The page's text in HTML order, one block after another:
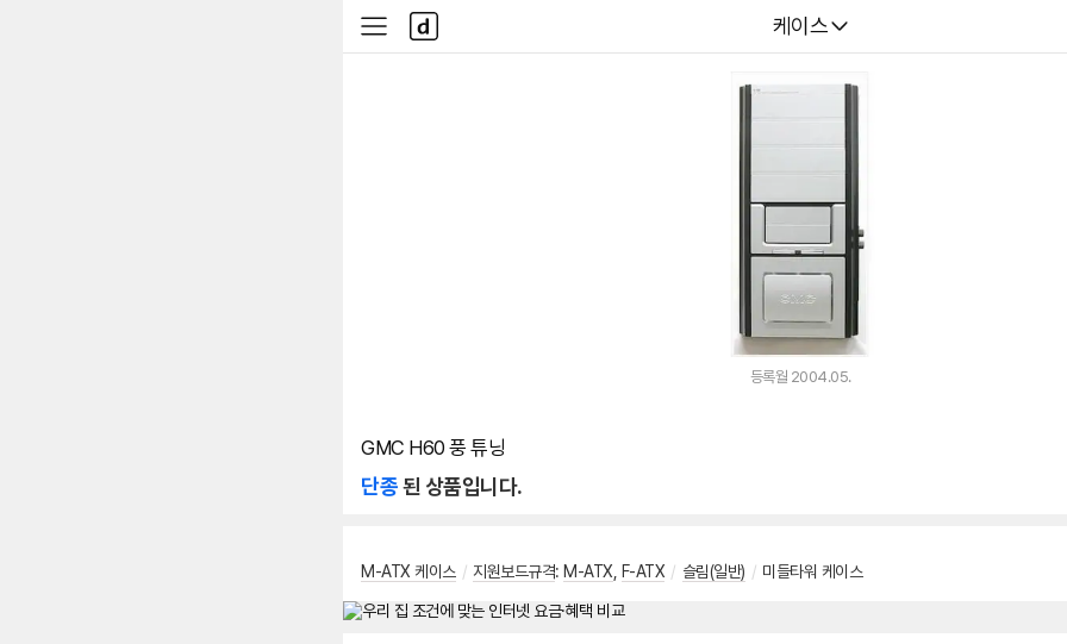
다나와
케이스
사
이
다
나
와
등록월 2004.05.
GMC H60 풍 튜닝
단종된 상품입니다.
M-ATX 케이스 / 지원보드규격: M-ATX F-ATX / 슬림(일반) / 미들타워 케이스